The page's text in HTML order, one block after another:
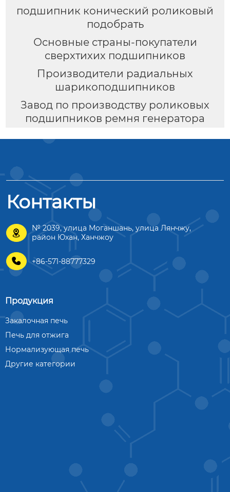
подшипник конический роликовый
подобрать
Основные страны-покупатели
сверхтихих подшипников
Производители радиальных
шарикоподшипников
Завод по производству роликовых
подшипников ремня генератора
Контакты

№ 2039, улица Моганшань, улица Лянчжу,
район Юхан, Ханчжоу
 +86-571-88777329
Продукция
Закалочная печь
Печь для отжига
Нормализующая печь
Другие категории